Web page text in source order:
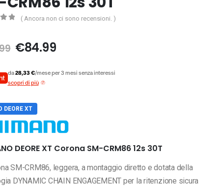
( Ancora non ci sono recensioni. )
Il
originale
era:
€84.99Il
attuale
da28,33 €/mese per 3 mesi senza interessi
scopri di più
DEORE XT
DEORE XT Corona SM-CRM86 12s 30T
SM-CRM86, leggera, a montaggio diretto e dotata della
DYNAMIC CHAIN ENGAGEMENT per la ritenzione sicura